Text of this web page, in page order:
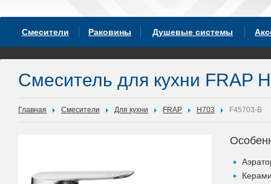
Смесители Раковины Душевые системы
Смеситель для кухни FRAP
Главная Смесители Для кухни FRAP H703 F45703-B